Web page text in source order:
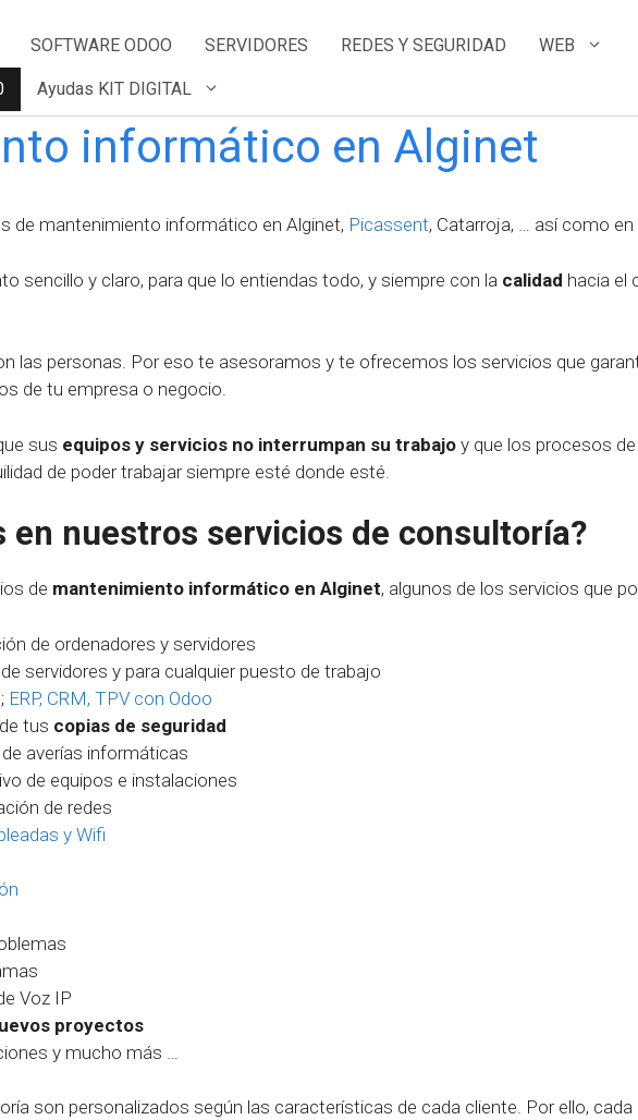
SOFTWARE ODOO SERVIDORES REDES Y SEGURIDAD WEB
Ayudas KIT DIGITAL
informático en Alginet
de mantenimiento informático en Alginet, Picassent, Catarroja, … así como
sencillo y claro, para que lo entiendas todo, y siempre con la calidad hacia el
las personas. Por eso te asesoramos y te ofrecemos los servicios que
de tu empresa o negocio.
sus equipos y servicios no interrumpan su trabajo y que los procesos
de poder trabajar siempre esté donde esté.
en nuestros servicios de consultoría?
de mantenimiento informático en Alginet, algunos de los servicios que
de ordenadores y servidores
servidores y para cualquier puesto de trabajo
ERP, CRM, TPV con Odoo
tus copias de seguridad
averías informáticas
de equipos e instalaciones
de redes
y Wifi
Voz IP
proyectos
y mucho más …
son personalizados según las características de cada cliente. Por ello, cada